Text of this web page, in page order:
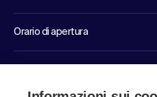
Orario di apertura